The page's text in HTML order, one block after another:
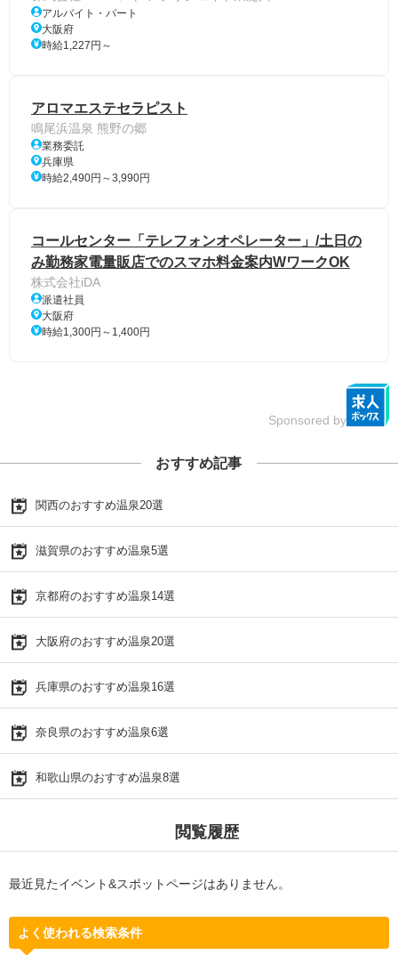
アルバイト・パート
大阪府
時給1,227円～
アロマエステセラピスト
鳴尾浜温泉 熊野の郷
業務委託
兵庫県
時給2,490円～3,990円
コールセンター「テレフォンオペレーター」/土日の
み勤務家電量販店でのスマホ料金案内WワークOK
株式会社iDA
派遣社員
大阪府
時給1,300円～1,400円
Sponsored by
おすすめ記事
関西のおすすめ温泉20選
滋賀県のおすすめ温泉5選
京都府のおすすめ温泉14選
大阪府のおすすめ温泉20選
兵庫県のおすすめ温泉16選
奈良県のおすすめ温泉6選
和歌山県のおすすめ温泉8選
閲覧履歴
最近見たイベント&スポットページはありません。
よく使われる検索条件